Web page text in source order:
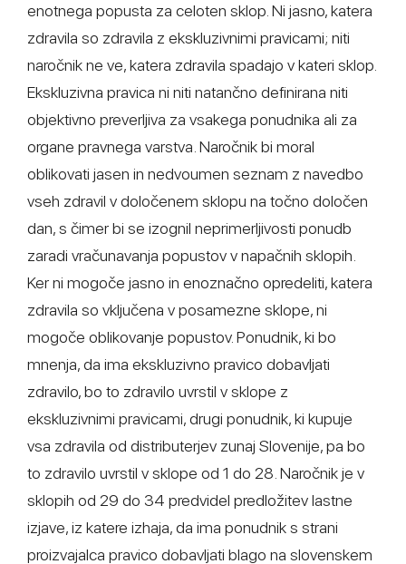
enotnega popusta za celoten sklop. Ni jasno, katera
zdravila so zdravila z ekskluzivnimi pravicami; niti
naročnik ne ve, katera zdravila spadajo v kateri sklop.
Ekskluzivna pravica ni niti natančno definirana niti
objektivno preverljiva za vsakega ponudnika ali za
organe pravnega varstva. Naročnik bi moral
oblikovati jasen in nedvoumen seznam z navedbo
vseh zdravil v določenem sklopu na točno določen
dan, s čimer bi se izognil neprimerljivosti ponudb
zaradi vračunavanja popustov v napačnih sklopih.
Ker ni mogoče jasno in enoznačno opredeliti, katera
zdravila so vključena v posamezne sklope, ni
mogoče oblikovanje popustov. Ponudnik, ki bo
mnenja, da ima ekskluzivno pravico dobavljati
zdravilo, bo to zdravilo uvrstil v sklope z
ekskluzivnimi pravicami, drugi ponudnik, ki kupuje
vsa zdravila od distributerjev zunaj Slovenije, pa bo
to zdravilo uvrstil v sklope od 1 do 28. Naročnik je v
sklopih od 29 do 34 predvidel predložitev lastne
izjave, iz katere izhaja, da ima ponudnik s strani
proizvajalca pravico dobavljati blago na slovenskem